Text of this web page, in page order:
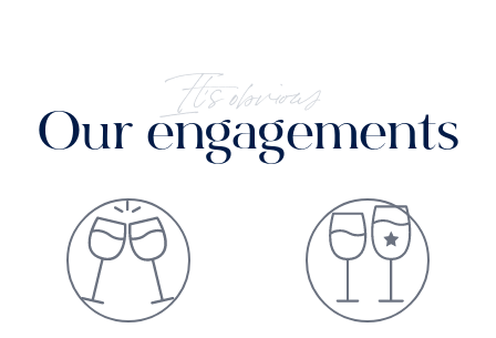
It's obvious
Our engagements